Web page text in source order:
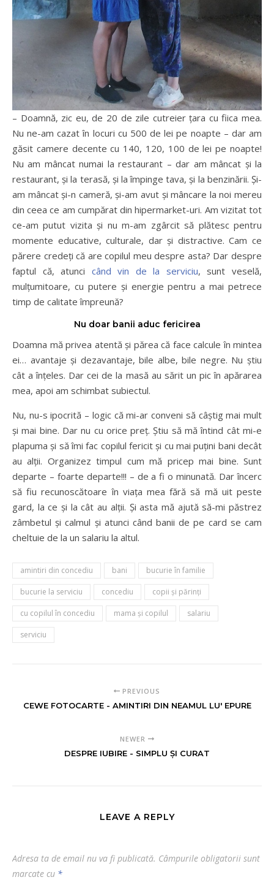
– Doamnă, zic eu, de 20 de zile cutreier țara cu fiica mea.
Nu ne-am cazat în locuri cu 500 de lei pe noapte – dar am
găsit camere decente cu 140, 120, 100 de lei pe noapte!
Nu am mâncat numai la restaurant – dar am mâncat și la
restaurant, și la terasă, și la împinge tava, și la benzinării. Și-
am mâncat și-n cameră, și-am avut și mâncare la noi mereu
din ceea ce am cumpărat din hipermarket-uri. Am vizitat tot
ce-am putut vizita și nu m-am zgârcit să plătesc pentru
momente educative, culturale, dar și distractive. Cam ce
părere credeți că are copilul meu despre asta? Dar despre
faptul că, atunci când vin de la serviciu, sunt veselă,
mulțumitoare, cu putere și energie pentru a mai petrece
timp de calitate împreună?
Nu doar banii aduc fericirea
Doamna mă privea atentă și părea că face calcule în mintea
ei… avantaje și dezavantaje, bile albe, bile negre. Nu știu
cât a înțeles. Dar cei de la masă au sărit un pic în apărarea
mea, apoi am schimbat subiectul.
Nu, nu-s ipocrită – logic că mi-ar conveni să câștig mai mult
și mai bine. Dar nu cu orice preț. Știu să mă întind cât mi-e
plapuma și să îmi fac copilul fericit și cu mai puțini bani decât
au alții. Organizez timpul cum mă pricep mai bine. Sunt
departe – foarte departe!!! – de a fi o minunată. Dar încerc
să fiu recunoscătoare în viața mea fără să mă uit peste
gard, la ce și la cât au alții. Și asta mă ajută să-mi păstrez
zâmbetul și calmul și atunci când banii de pe card se cam
cheltuie de la un salariu la altul.
amintiri din concediu bani bucurie în familie
bucurie la serviciu concediu copii şi părinţi
cu copilul în concediu mama și copilul salariu
serviciu
PREVIOUS
CEWE FOTOCARTE - AMINTIRI DIN NEAMUL LU' EPURE
NEWER
DESPRE IUBIRE - SIMPLU ȘI CURAT
LEAVE A REPLY
Adresa ta de email nu va fi publicată. Câmpurile obligatorii sunt
marcate cu *